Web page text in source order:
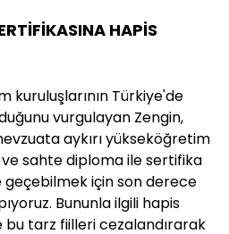
HAPİS
kuruluşlarının Türkiye'de
vurgulayan Zengin,
aykırı yükseköğretim
sahte diploma ile sertifika
geçebilmek için son derece
Bununla ilgili hapis
bu tarz fiilleri cezalandırarak